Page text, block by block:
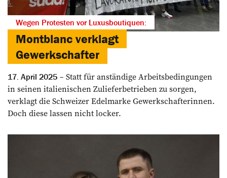
Wegen Protesten vor Luxusboutiquen:
Montblanc verklagt
Gewerkschafter
17. April 2025
Statt für anständige Arbeitsbedingungen
in seinen italienischen Zulieferbetrieben zu sorgen,
verklagt die Schweizer Edelmarke Gewerkschafterinnen.
Doch diese lassen nicht locker.